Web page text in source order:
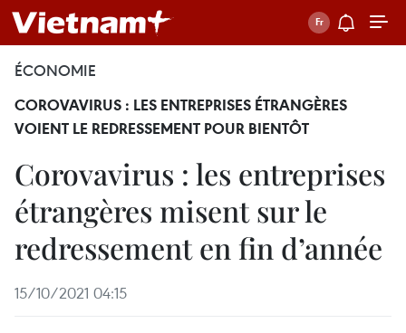
ÉCONOMIE
COROVAVIRUS : LES ENTREPRISES ÉTRANGÈRES
VOIENT LE REDRESSEMENT POUR BIENTÔT
Corovavirus : les entreprises
étrangères misent sur le
redressement en fin d’année
15/10/2021 04:15